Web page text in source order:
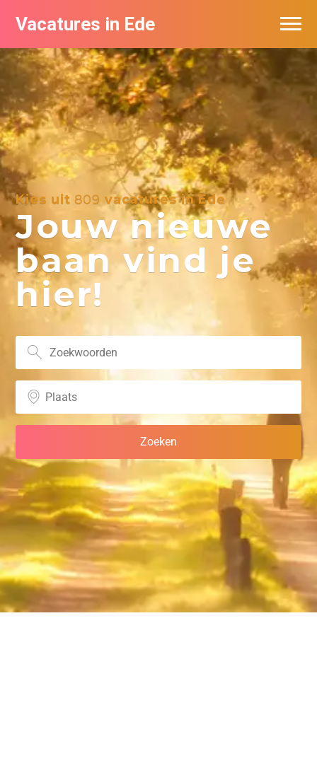
Vacatures in Ede
Kies uit 809 vacatures in Ede
Jouw nieuwe
baan vind je
hier!
Vacatures bij bedrijven in Ede